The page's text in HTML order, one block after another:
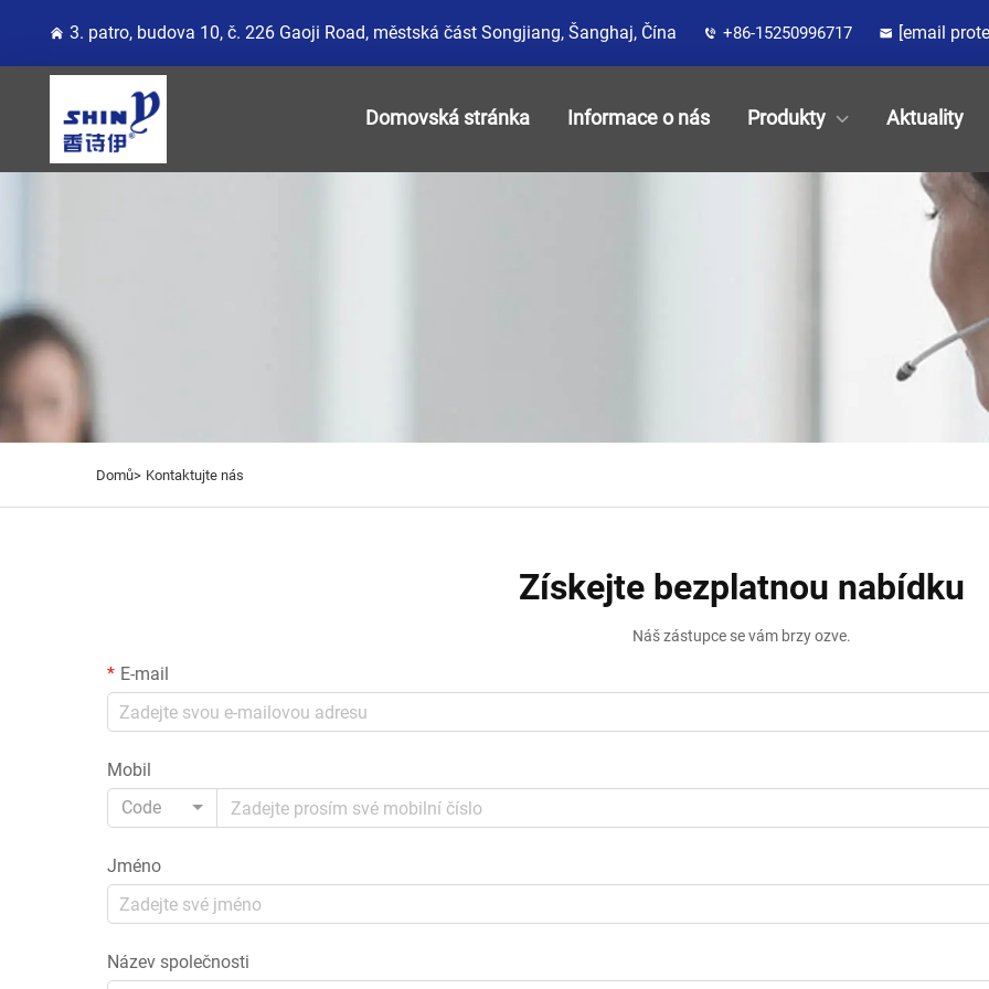
3. patro, budova 10, č. 226 Gaoji Road, městská část Songjiang, Šanghaj, Čína +86-15250996717 [email
Domovská stránka Informace o nás Produkty Aktuality
Domů> Kontaktujte nás
Získejte bezplatnou nabídku
Náš zástupce se vám brzy ozve.
E-mail
Mobil
Code
Jméno
Název společnosti